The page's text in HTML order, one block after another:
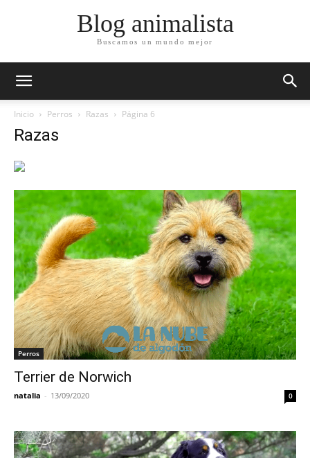
Blog animalista
Buscamos un mundo mejor
Inicio Perros Razas Página 6
Razas
Perros
Terrier de Norwich
natalia - 13/09/2020 0